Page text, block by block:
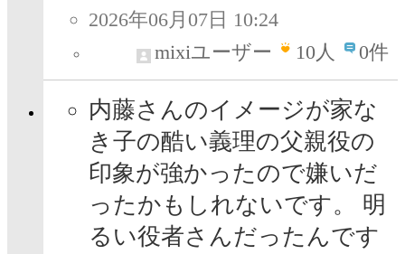
2026年06月07日 10:24
mixiユーザー
10人 0件
内藤さんのイメージが家な
き子の酷い義理の父親役の
印象が強かったので嫌いだ
ったかもしれないです。 明
るい役者さんだったんです